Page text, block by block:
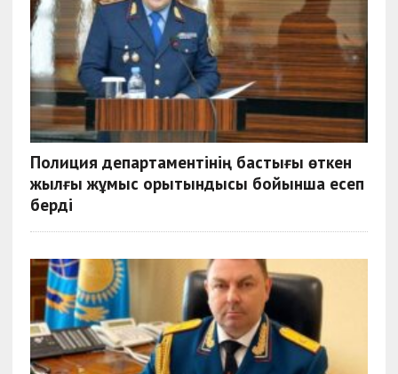
Полиция департаментінің бастығы өткен
жылғы жұмыс қорытындысы бойынша есеп
берді